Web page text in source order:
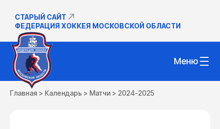
СТАРЫЙ САЙТ
ФЕДЕРАЦИЯ ХОККЕЯ МОСКОВСКОЙ ОБЛАСТИ
Меню
Главная > Календарь > Матчи > 2024-2025